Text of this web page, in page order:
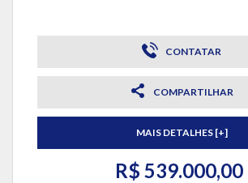
CONTATAR
COMPARTILHAR
MAIS DETALHES [+]
R$ 539.000,00